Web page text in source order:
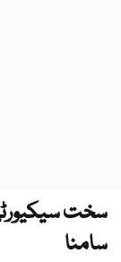
سخت
سامنا